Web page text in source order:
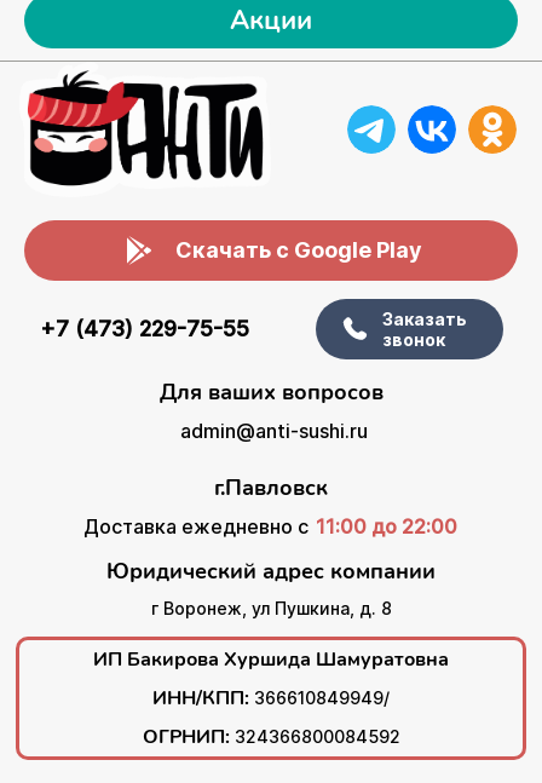
Акции
Скачать с Google Play
+7 (473) 229-75-55
Заказать
звонок
Для ваших вопросов
admin@anti-sushi.ru
г.Павловск
Доставка ежедневно с 11:00 до 22:00
Юридический адрес компании
г Воронеж, ул Пушкина, д. 8
ИП Бакирова Хуршида Шамуратовна
ИНН/КПП: 366610849949/
ОГРНИП: 324366800084592